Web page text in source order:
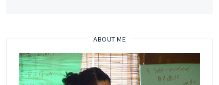
ABOUT ME